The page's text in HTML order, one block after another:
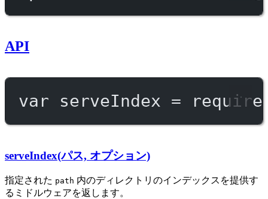
API
var serveIndex = require
serveIndex(パス, オプション)
指定された path 内のディレクトリのインデックスを提供す
るミドルウェアを返します。